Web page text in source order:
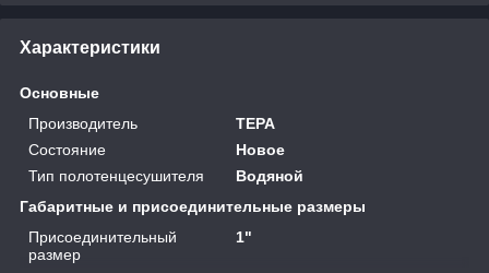
Характеристики
Основные
Производитель
ТЕРА
Состояние
Новое
Тип полотенцесушителя
Водяной
Габаритные и присоединительные размеры
Присоединительный
размер
1"